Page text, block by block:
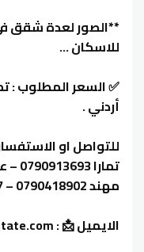
**الصور لعدة شقق
للاسكان ...
أردني .
للتواصل او
تمارا 0790913693 – عبدالله 0798251990
مهند 0790418902 – 00962796801617
الايميل 📩 : info@midian-realestate.com